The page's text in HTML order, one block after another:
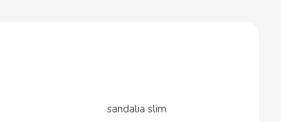
sandalia slim